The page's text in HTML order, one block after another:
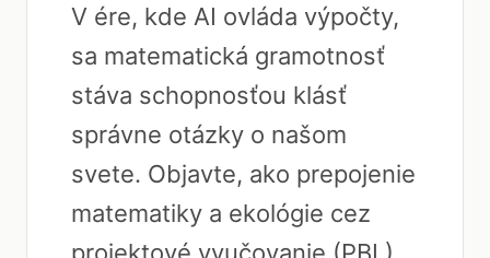
V ére, kde AI ovláda výpočty,
sa matematická gramotnosť
stáva schopnosťou klásť
správne otázky o našom
svete. Objavte, ako prepojenie
matematiky a ekológie cez
projektové vyučovanie (PBL)